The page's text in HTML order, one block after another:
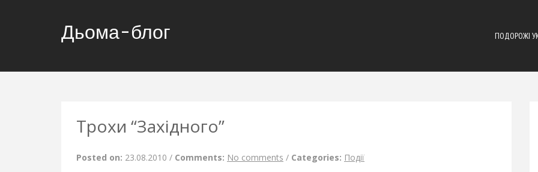
Дьома-блог ПОДОРОЖІ
Трохи “Західного”
Posted on: 23.08.2010 / Comments: No comments / Categories: Події